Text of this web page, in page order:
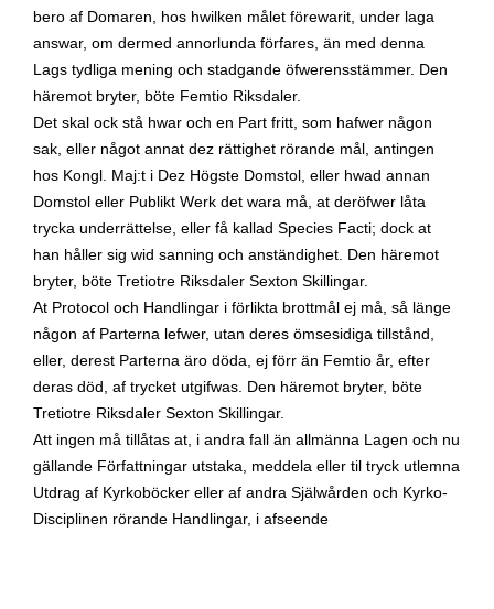
bero af Domaren, hos hwilken målet förewarit, under laga
answar, om dermed annorlunda förfares, än med denna
Lags tydliga mening och stadgande öfwerensstämmer. Den
häremot bryter, böte Femtio Riksdaler.
Det skal ock stå hwar och en Part fritt, som hafwer någon
sak, eller något annat dez rättighet rörande mål, antingen
hos Kongl. Maj:t i Dez Högste Domstol, eller hwad annan
Domstol eller Publikt Werk det wara må, at deröfwer låta
trycka underrättelse, eller få kallad Species Facti; dock at
han håller sig wid sanning och anständighet. Den häremot
bryter, böte Tretiotre Riksdaler Sexton Skillingar.
At Protocol och Handlingar i förlikta brottmål ej må, så länge
någon af Parterna lefwer, utan deres ömsesidiga tillstånd,
eller, derest Parterna äro döda, ej förr än Femtio år, efter
deras död, af trycket utgifwas. Den häremot bryter, böte
Tretiotre Riksdaler Sexton Skillingar.
Att ingen må tillåtas at, i andra fall än allmänna Lagen och nu
gällande Författningar utstaka, meddela eller til tryck utlemna
Utdrag af Kyrkoböcker eller af andra Själwården och Kyrko-
Disciplinen rörande Handlingar, i afseende